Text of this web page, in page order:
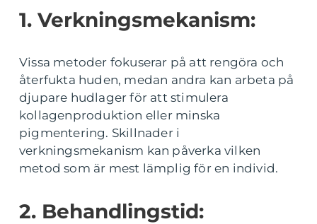
1. Verkningsmekanism:
Vissa metoder fokuserar på att rengöra och
återfukta huden, medan andra kan arbeta på
djupare hudlager för att stimulera
kollagenproduktion eller minska
pigmentering. Skillnader i
verkningsmekanism kan påverka vilken
metod som är mest lämplig för en individ.
2. Behandlingstid: